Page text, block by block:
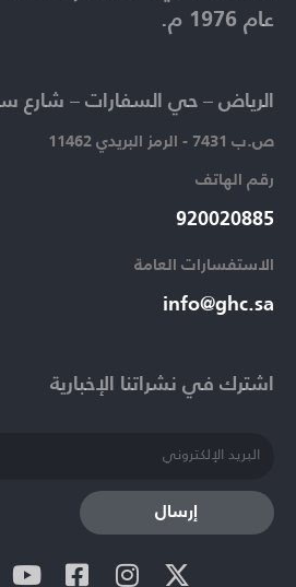
اشترك في نشراتنا الإخبارية​
إرسال
الرياض – حي السفارات – شارع
ص.ب 7431 - الرمز البريدي 11462
رقم الهاتف​
920020885​
الاستفسارات العامة ​
info@ghc.sa​
عام 1976 م.